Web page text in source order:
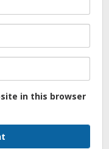
in this browser